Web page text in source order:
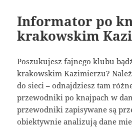
Informator po
krakowskim
Poszukujesz fajnego klubu
krakowskim Kazimierzu?
do sieci – odnajdziesz tam
przewodniki po knajpach w
przewodniki zapisywane są
obiektywnie analizują dane